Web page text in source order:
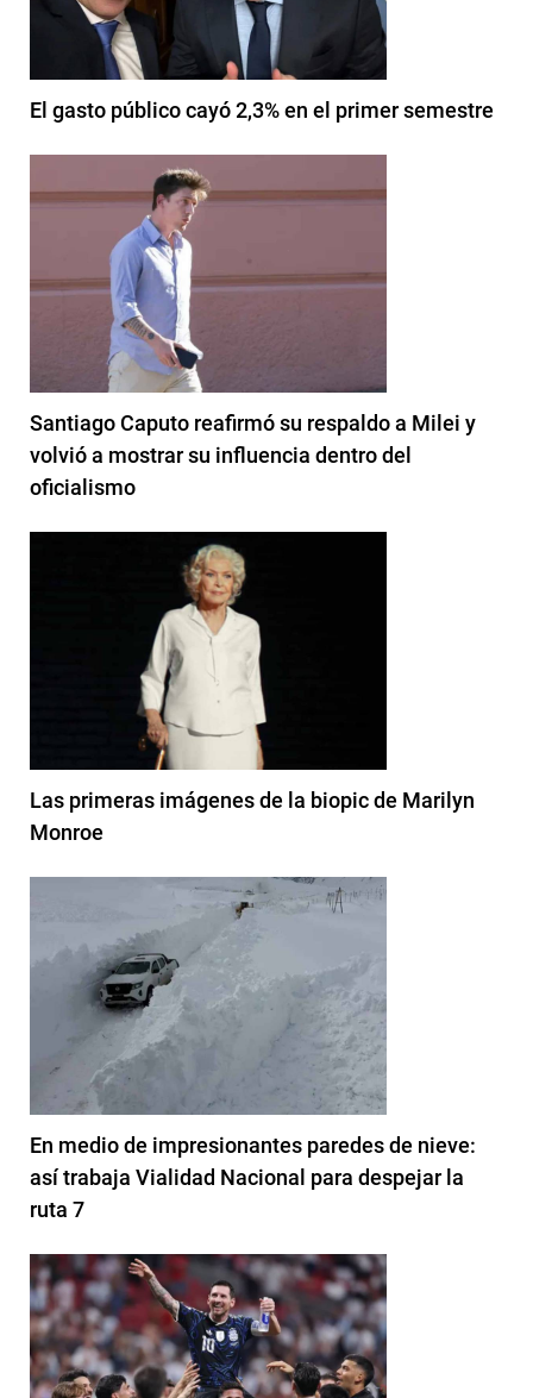
El gasto público cayó 2,3% en el primer semestre
Santiago Caputo reafirmó su respaldo a Milei y
volvió a mostrar su influencia dentro del
oficialismo
Las primeras imágenes de la biopic de Marilyn
Monroe
En medio de impresionantes paredes de nieve:
así trabaja Vialidad Nacional para despejar la
ruta 7